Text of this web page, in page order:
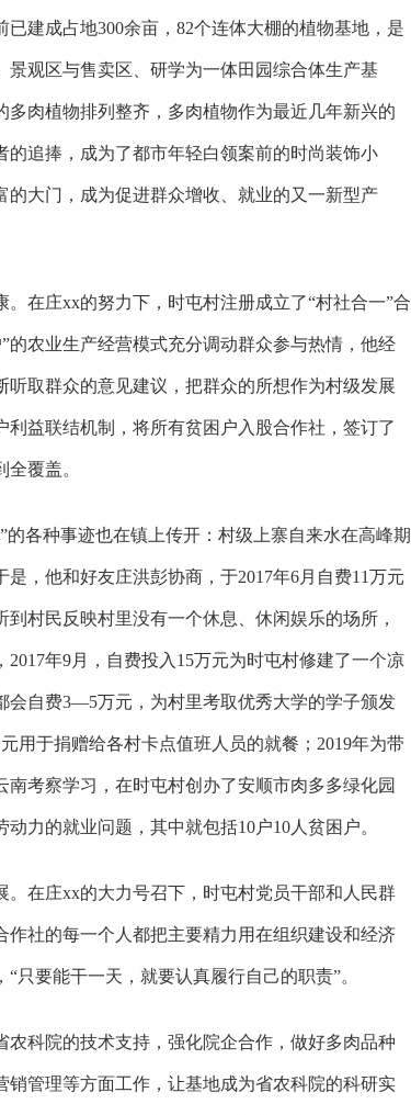
建成占地300余亩，82个连体大棚的植物基地，是
景观区与售卖区、研学为一体田园综合体生产基
多肉植物排列整齐，多肉植物作为最近几年新兴的
的追捧，成为了都市年轻白领案前的时尚装饰小
的大门，成为促进群众增收、就业的又一新型产
。在庄xx的努力下，时屯村注册成立了“村社合一”合
的农业生产经营模式充分调动群众参与热情，他经
听取群众的意见建议，把群众的所想作为村级发展
利益联结机制，将所有贫困户入股合作社，签订了
覆盖。
的各种事迹也在镇上传开：村级上寨自来水在高峰期
，他和好友庄洪彭协商，于2017年6月自费11万元
村民反映村里没有一个休息、休闲娱乐的场所，
年9月，自费投入15万元为时屯村修建了一个凉
会自费3—5万元，为村里考取优秀大学的学子颁发
用于捐赠给各村卡点值班人员的就餐；2019年为带
南考察学习，在时屯村创办了安顺市肉多多绿化园
力的就业问题，其中就包括10户10人贫困户。
。在庄xx的大力号召下，时屯村党员干部和人民群
作社的每一个人都把主要精力用在组织建设和经济
只要能干一天，就要认真履行自己的职责”。
农科院的技术支持，强化院企合作，做好多肉品种
销管理等方面工作，让基地成为省农科院的科研实